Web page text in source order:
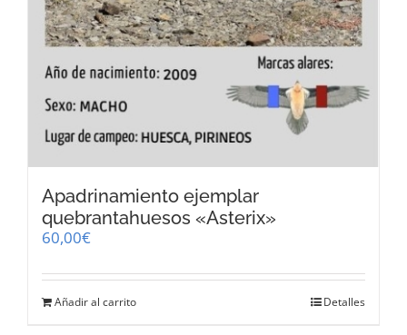
Apadrinamiento ejemplar
quebrantahuesos «Asterix»
60,00€
Añadir al carrito Detalles